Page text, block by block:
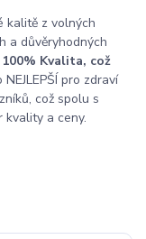
kalitě z volných
a důvěryhodných
Kvalita, což
pro zdraví
což spolu s
kvality a ceny.